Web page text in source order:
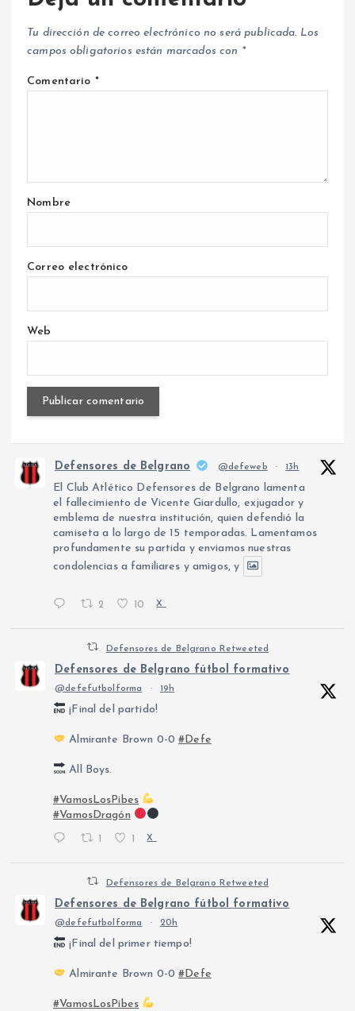
Tu dirección de correo electrónico no será publicada. Los
campos obligatorios están marcados con *
Comentario *
Nombre
Correo electrónico
Web
Defensores de Belgrano @defeweb · 13h
El Club Atlético Defensores de Belgrano lamenta
el fallecimiento de Vicente Giardullo, exjugador y
emblema de nuestra institución, quien defendió la
camiseta a lo largo de 15 temporadas. Lamentamos
profundamente su partida y enviamos nuestras
condolencias a familiares y amigos, y
2 10 X
Defensores de Belgrano Retweeted
Defensores de Belgrano fútbol formativo
@defefutbolforma · 19h
¡Final del partido!
Almirante Brown 0-0#Defe
All Boys.
#VamosLosPibes
#VamosDragón
1 1 X
Defensores de Belgrano Retweeted
Defensores de Belgrano fútbol formativo
@defefutbolforma · 20h
¡Final del primer tiempo!
Almirante Brown 0-0#Defe
#VamosLosPibes